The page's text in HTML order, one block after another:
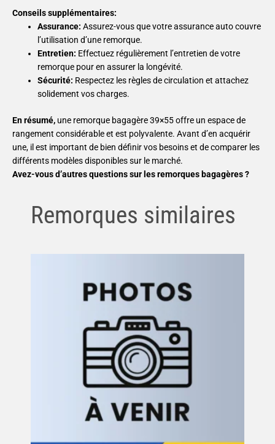
Conseils supplémentaires:
Assurance: Assurez-vous que votre assurance auto couvre
l’utilisation d’une remorque.
Entretien: Effectuez régulièrement l’entretien de votre
remorque pour en assurer la longévité.
Sécurité: Respectez les règles de circulation et attachez
solidement vos charges.
En résumé, une remorque bagagère 39×55 offre un espace de
rangement considérable et est polyvalente. Avant d’en acquérir
une, il est important de bien définir vos besoins et de comparer les
différents modèles disponibles sur le marché.
Avez-vous d’autres questions sur les remorques bagagères ?
Remorques similaires